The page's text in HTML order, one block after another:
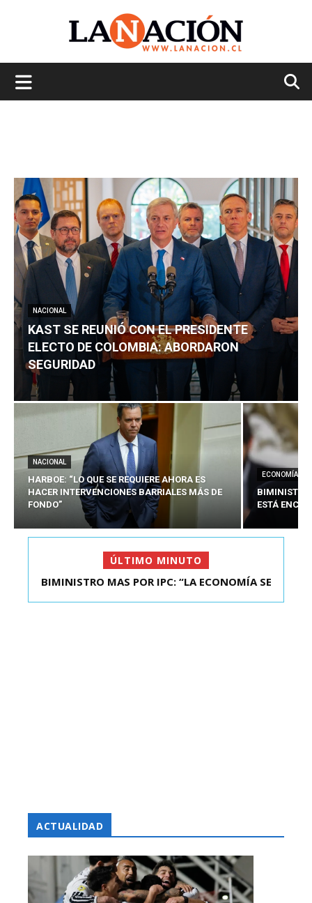
NACIONAL
KAST SE REUNIÓ CON EL PRESIDENTE
ELECTO DE COLOMBIA: ABORDARON
SEGURIDAD
NACIONAL
HARBOE: “LO QUE SE REQUIERE AHORA ES
HACER INTERVENCIONES BARRIALES MÁS DE
FONDO”
ECONOMÍA
BIMINISTRO
ESTÁ
ÚLTIMO MINUTO
KAST SE REUNIÓ CON EL PRESIDENTE ELECTO DE
BIMINISTRO MAS POR IPC: “LA ECONOMÍA SE
ACTUALIDAD